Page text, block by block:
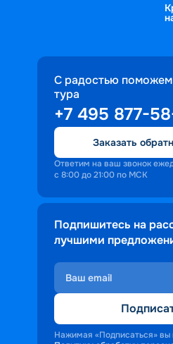
С радостью
тура
+7 495 877-
Заказать
Ответим на ваш звонок
с 8:00 до 21:00 по МСК
Подпишитесь на
лучшими
Нажимая «Подписаться» вы